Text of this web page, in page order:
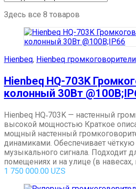
Здесь все 8 товаров
Hienbeq, Hienbeq громкоговорители
Hienbeq HQ-703K
колонный 30Вт
Hienbeq HQ‑703K — настенный
высокой мощностью Краткое
мощный настенный
динамиками. Обеспечивает чёткую
музыкального сигнала. Подходит
помещениях и на улице (в навесах,
1 750 000.00 UZS